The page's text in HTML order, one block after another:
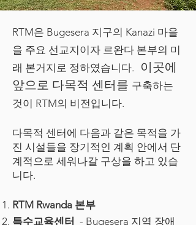
RTM은 Bugesera 지구의 Kanazi 마을
을 주요 선교지이자 르완다 본부의 미
래 본거지로 정하였습니다.
이곳에
앞으로 다목적 센터를 구축하는
것이 RTM의 비전입니다.
다목적 센터에 다음과 같은 목적을 가
진 시설들을 장기적인 계획 안에서 단
계적으로 세워나갈 구상을 하고 있습
니다.
RTM Rwanda 본부
특수교육센터 - Bugesera 지역 장애